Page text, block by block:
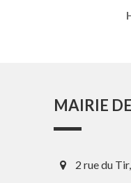
MAIRIE
2 rue du